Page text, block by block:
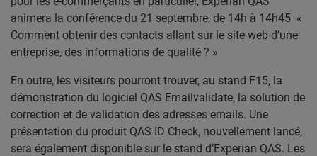
animera la conférence du 21 septembre, de 14h à 14h45 «
Comment obtenir des contacts allant sur le site web d’une
entreprise, des informations de qualité ? »
En outre, les visiteurs pourront trouver, au stand F15, la
démonstration du logiciel QAS Emailvalidate, la solution de
correction et de validation des adresses emails. Une
présentation du produit QAS ID Check, nouvellement lancé,
sera également disponible sur le stand d’Experian QAS. Les